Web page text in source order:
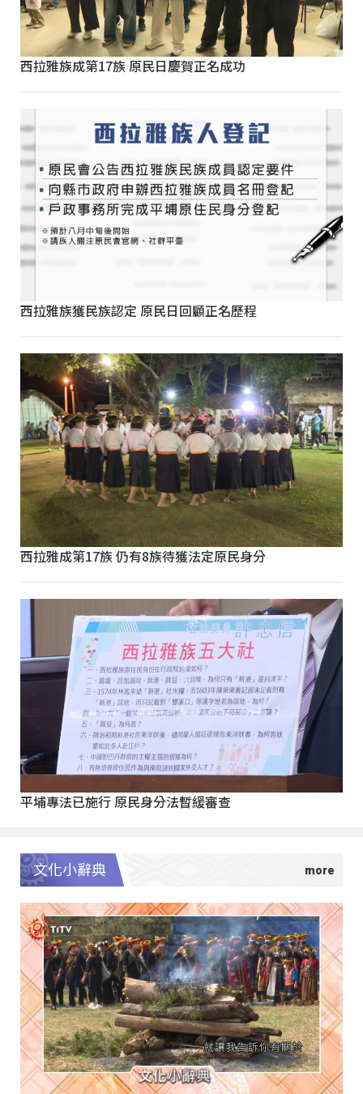
西拉雅族成第17族 原民日慶賀正名成功
西拉雅族獲民族認定 原民日回顧正名歷程
西拉雅成第17族 仍有8族待獲法定原民身分
平埔專法已施行 原民身分法暫緩審查
文化小辭典